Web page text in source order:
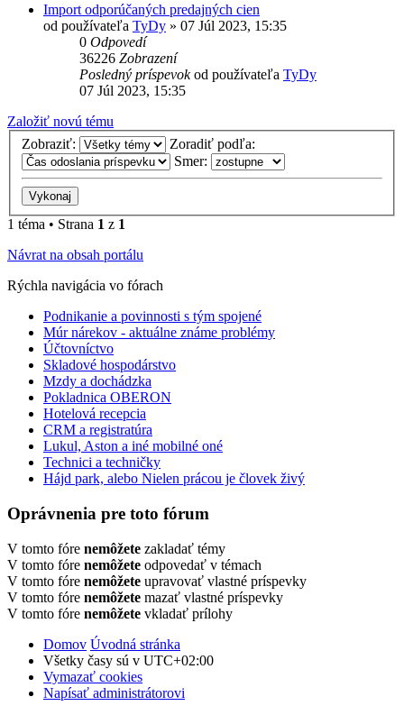
Import odporúčaných predajných cien
od používateľa TyDy » 07 Júl 2023, 15:35
0 Odpovedí
36226 Zobrazení
Posledný príspevokod používateľa TyDy
07 Júl 2023, 15:35
Založiť novú tému
Zobraziť:
Zoradiť podľa:
Smer:
1 téma • Strana 1 z 1
Návrat na obsah portálu
Rýchla navigácia vo fórach
Podnikanie a povinnosti s tým spojené
Múr nárekov - aktuálne známe problémy
Účtovníctvo
Skladové hospodárstvo
Mzdy a dochádzka
Pokladnica OBERON
Hotelová recepcia
CRM a registratúra
Lukul, Aston a iné mobilné oné
Technici a techničky
Hájd park, alebo Nielen prácou je človek živý
Oprávnenia pre toto fórum
V tomto fóre nemôžete zakladať témy
V tomto fóre nemôžete odpovedať v témach
V tomto fóre nemôžete upravovať vlastné príspevky
V tomto fóre nemôžete mazať vlastné príspevky
V tomto fóre nemôžete vkladať prílohy
Domov Úvodná stránka
Všetky časy sú v UTC+02:00
Vymazať cookies
Napísať administrátorovi